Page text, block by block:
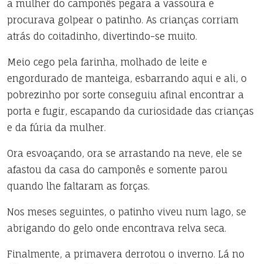
a mulher do camponês pegara a vassoura e
procurava golpear o patinho. As crianças corriam
atrás do coitadinho, divertindo-se muito.
Meio cego pela farinha, molhado de leite e
engordurado de manteiga, esbarrando aqui e ali, o
pobrezinho por sorte conseguiu afinal encontrar a
porta e fugir, escapando da curiosidade das crianças
e da fúria da mulher.
Ora esvoaçando, ora se arrastando na neve, ele se
afastou da casa do camponês e somente parou
quando lhe faltaram as forças.
Nos meses seguintes, o patinho viveu num lago, se
abrigando do gelo onde encontrava relva seca.
Finalmente, a primavera derrotou o inverno. Lá no